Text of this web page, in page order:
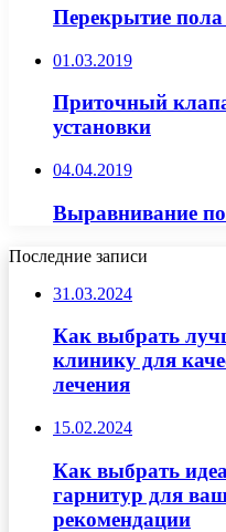
Перекрытие
01.03.2019
Приточный
установки
04.04.2019
Выравнивание
Последние записи
31.03.2024
Как выбрать
клинику для
лечения
15.02.2024
Как выбрать
гарнитур для
рекомендации